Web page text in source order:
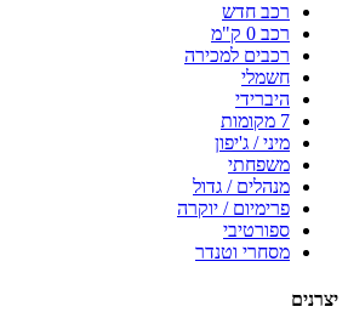
רכב חדש
רכב 0 ק"מ
רכבים למכירה
חשמלי
היברידי
7 מקומות
מיני / ג'יפון
משפחתי
מנהלים / גדול
פרימיום / יוקרה
ספורטיבי
מסחרי וטנדר
יצרנים